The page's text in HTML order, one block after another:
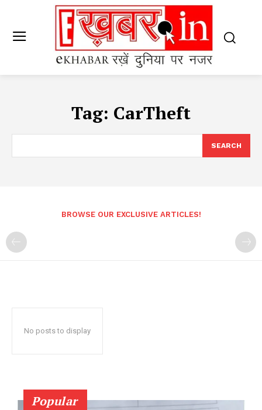
Tag: CarTheft
SEARCH
BROWSE OUR EXCLUSIVE ARTICLES!
No posts to display
Popular